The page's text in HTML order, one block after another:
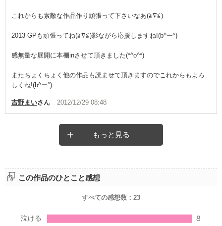
これからも素敵な作品作り頑張って下さいなあ(≧∇≦)
2013 GPも頑張ってね(≧∇≦)影ながら応援しますね!(b^ー°)
感無量な展開に本棚inさせて頂きました(*^o^*)
またちょくちょく他の作品も読ませて頂きますのでこれからもよろ
しくね!(b^ー°)
吉野まいさん 2012/12/29 08:48
もっと見る
この作品のひとこと感想
すべての感想数： 23